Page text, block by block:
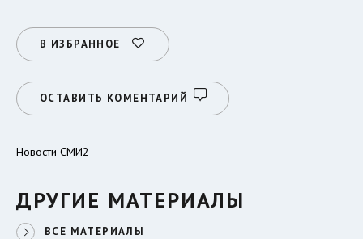
В ИЗБРАННОЕ
ОСТАВИТЬ КОМЕНТАРИЙ
Новости СМИ2
ДРУГИЕ МАТЕРИАЛЫ
ВСЕ МАТЕРИАЛЫ